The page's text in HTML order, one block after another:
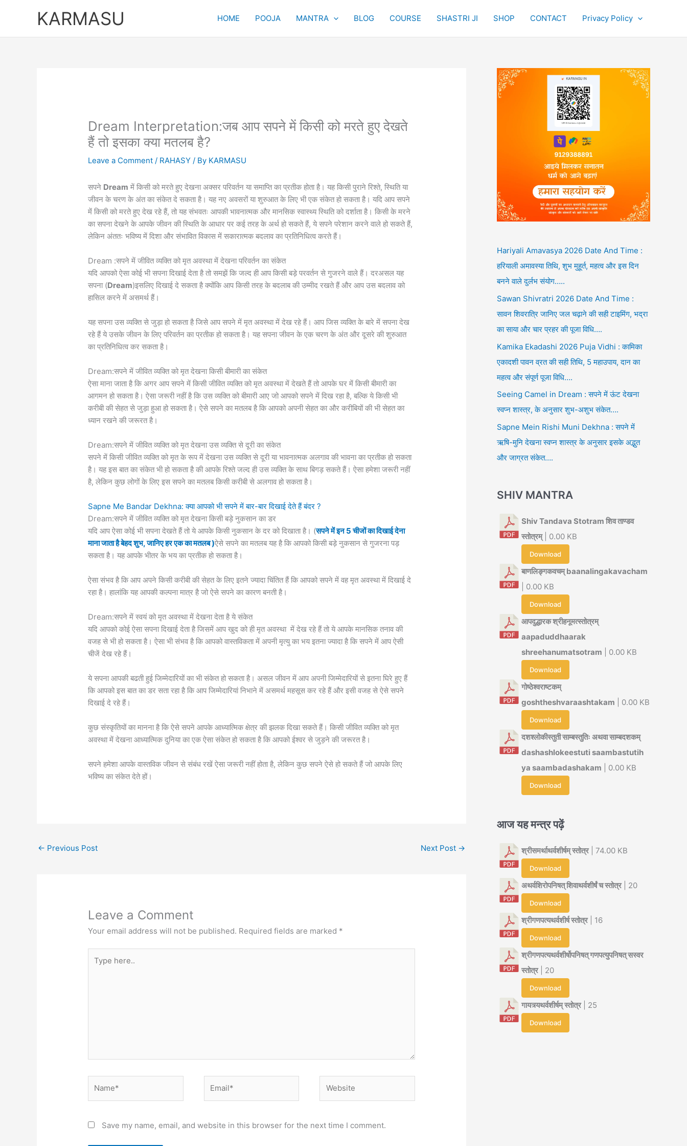
KARMASU HOME POOJA MANTRA BLOG COURSE SHASTRI JI SHOP CONTACT Privacy Policy
Dream Interpretation:जब आप सपने में किसी को मरते हुए देखते
हैं तो इसका क्या मतलब है?
Leave a Comment / RAHASY / By KARMASU
सपने Dream में किसी को मरते हुए देखना अक्सर परिवर्तन या समाप्ति का प्रतीक होता है। यह किसी पुराने रिश्ते, स्थिति या
जीवन के चरण के अंत का संकेत दे सकता है। यह नए अवसरों या शुरुआत के लिए भी एक संकेत हो सकता है। यदि आप सपने
में किसी को मरते हुए देख रहे हैं, तो यह संभवतः आपकी भावनात्मक और मानसिक स्वास्थ्य स्थिति को दर्शाता है। किसी के मरने
का सपना देखने के आपके जीवन की स्थिति के आधार पर कई तरह के अर्थ हो सकते हैं, ये सपने परेशान करने वाले हो सकते हैं,
लेकिन अंततः भविष्य में दिशा और संभावित विकास में सकारात्मक बदलाव का प्रतिनिधित्व करते हैं।
Dream :सपने में जीवित व्यक्ति को मृत अवस्था में देखना परिवर्तन का संकेत
यदि आपको ऐसा कोई भी सपना दिखाई देता है तो समझें कि जल्द ही आप किसी बड़े परवर्तन से गुजरने वाले हैं। दरअसल यह
सपना (Dream)इसलिए दिखाई दे सकता है क्योंकि आप किसी तरह के बदलाब की उम्मीद रखते हैं और आप उस बदलाव को
हासिल करने में असमर्थ हैं।
यह सपना उस व्यक्ति से जुड़ा हो सकता है जिसे आप सपने में मृत अवस्था में देख रहे हैं। आप जिस व्यक्ति के बारे में सपना देख
रहे हैं ये उसके जीवन के लिए परिवर्तन का प्रतीक हो सकता है। यह सपना जीवन के एक चरण के अंत और दूसरे की शुरुआत
का प्रतिनिधित्व कर सकता है।
Dream:सपने में जीवित व्यक्ति को मृत देखना किसी बीमारी का संकेत
ऐसा माना जाता है कि अगर आप सपने में किसी जीवित व्यक्ति को मृत अवस्था में देखते हैं तो आपके घर में किसी बीमारी का
आगमन हो सकता है। ऐसा जरूरी नहीं है कि उस व्यक्ति को बीमारी आए जो आपको सपने में दिख रहा है, बल्कि ये किसी भी
करीबी की सेहत से जुड़ा हुआ हो सकता है। ऐसे सपने का मतलब है कि आपको अपनी सेहत का और करीबियों की भी सेहत का
ध्यान रखने की जरूरत है।
Dream:सपने में जीवित व्यक्ति को मृत देखना उस व्यक्ति से दूरी का संकेत
सपने में किसी जीवित व्यक्ति को मृत के रूप में देखना उस व्यक्ति से दूरी या भावनात्मक अलगाव की भावना का प्रतीक हो सकता
है। यह इस बात का संकेत भी हो सकता है की आपके रिश्ते जल्द ही उस व्यक्ति के साथ बिगड़ सकते हैं। ऐसा हमेशा जरूरी नहीं
है, लेकिन कुछ लोगों के लिए इस सपने का मतलब किसी करीबी से अलगाव हो सकता है।
Sapne Me Bandar Dekhna: क्या आपको भी सपने में बार-बार दिखाई देते हैं बंदर ?
Dream:सपने में जीवित व्यक्ति को मृत देखना किसी बड़े नुकसान का डर
यदि आप ऐसा कोई भी सपना देखते हैं तो ये आपके किसी नुकसान के दर को दिखाता है। (सपने में इन 5 चीजों का दिखाई देना
माना जाता है बेहद शुभ, जानिए हर एक का मतलब )ऐसे सपने का मतलब यह है कि आपको किसी बड़े नुकसान से गुजरना पड़
सकता है। यह आपके भीतर के भय का प्रतीक हो सकता है।
ऐसा संभव है कि आप अपने किसी करीबी की सेहत के लिए इतने ज्यादा चिंतित हैं कि आपको सपने में वह मृत अवस्था में दिखाई दे
रहा है। हालांकि यह आपकी कल्पना मात्र है जो ऐसे सपने का कारण बनती है।
Dream:सपने में स्वयं को मृत अवस्था में देखना देता है ये संकेत
यदि आपको कोई ऐसा सपना दिखाई देता है जिसमें आप खुद को ही मृत अवस्था में देख रहे हैं तो ये आपके मानसिक तनाव की
वजह से भी हो सकता है। ऐसा भी संभव है कि आपको वास्तविकता में अपनी मृत्यु का भय इतना ज्यादा है कि सपने में आप ऐसी
चीजें देख रहे हैं।
ये सपना आपकी बढती हुई जिम्मेदारियों का भी संकेत हो सकता है। असल जीवन में आप अपनी जिम्मेदारियों से इतना घिरे हुए हैं
कि आपको इस बात का डर सता रहा है कि आप जिम्मेदारियां निभाने में असमर्थ महसूस कर रहे हैं और इसी वजह से ऐसे सपने
दिखाई दे रहे हैं।
कुछ संस्कृतियों का मानना है कि ऐसे सपने आपके आध्यात्मिक क्षेत्र की झलक दिखा सकते हैं। किसी जीवित व्यक्ति को मृत
अवस्था में देखना आध्यात्मिक दुनिया का एक ऐसा संकेत हो सकता है कि आपको ईश्वर से जुड़ने की जरूरत है।
सपने हमेशा आपके वास्तविक जीवन से संबंध रखें ऐसा जरूरी नहीं होता है, लेकिन कुछ सपने ऐसे हो सकते हैं जो आपके लिए
भविष्य का संकेत देते हों।
← Previous Post Next Post →
Leave a Comment
Your email address will not be published. Required fields are marked *
here..
Save my name, email, and website in this browser for the next time I comment.
Hariyali Amavasya 2026 Date And Time :
हरियाली अमावस्या तिथि, शुभ मुहूर्त, महत्व और इस दिन
बनने वाले दुर्लभ संयोग…..
Sawan Shivratri 2026 Date And Time :
सावन शिवरात्रि जानिए जल चढ़ाने की सही टाइमिंग, भद्रा
का साया और चार प्रहर की पूजा विधि….
Kamika Ekadashi 2026 Puja Vidhi : कामिका
एकादशी पावन व्रत की सही तिथि, 5 महाउपाय, दान का
महत्व और संपूर्ण पूजा विधि….
Seeing Camel in Dream : सपने में ऊंट देखना
स्वप्न शास्त्र, के अनुसार शुभ-अशुभ संकेत….
Sapne Mein Rishi Muni Dekhna : सपने में
ऋषि-मुनि देखना स्वप्न शास्त्र के अनुसार इसके अद्भुत
और जाग्रत संकेत….
SHIV MANTRA
Shiv Tandava Stotram शिव ताण्डव
स्तोत्रम्| 0.00 KB
Download
बाणलिङ्गकवचम् baanalingakavacham
| 0.00 KB
Download
आपदुद्धारक श्रीहनूमत्स्तोत्रम्
aapaduddhaarak
shreehanumatsotram | 0.00 KB
Download
गोष्ठेश्वराष्टकम्
goshtheshvaraashtakam | 0.00 KB
Download
दशश्लोकीस्तुती साम्बस्तुतिः अथवा साम्बदशकम्
dashashlokeestuti saambastutih
ya saambadashakam | 0.00 KB
Download
आज यह मन्त्र पढ़ें
श्रीसमर्थाथर्वशीर्षम् स्तोत्र| 74.00 KB
Download
अथर्वशिरोपनिषत् शिवाथर्वशीर्षं च स्तोत्र| 20
Download
श्रीगणपत्यथर्वशीर्ष स्तोत्र| 16
Download
श्रीगणपत्यथर्वशीर्षोपनिषत् गणपत्युपनिषत् सस्वर
स्तोत्र| 20
Download
गायत्र्यथर्वशीर्षम् स्तोत्र| 25
Download